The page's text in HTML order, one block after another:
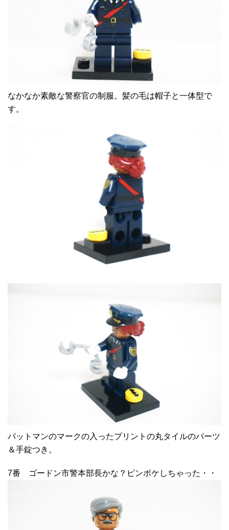
なかなか素敵な警察官の制服。髪の毛は帽子と一体型で
す。
バットマンのマークの入ったプリントの丸タイルのパーツ
＆手錠つき。
7番 ゴードン市警本部長かな？ピンボケしちゃった・・